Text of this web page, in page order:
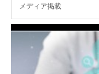
メディア掲載